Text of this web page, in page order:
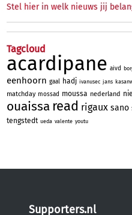
Stel hier in welk nieuws jij
Tagcloud
acardipane aivd
eenhoorn gaal hadj ivanusec jans
matchday mossad moussa nederland
ouaissa read rigaux sano
tengstedt ueda valente youtu
Supporters.nl